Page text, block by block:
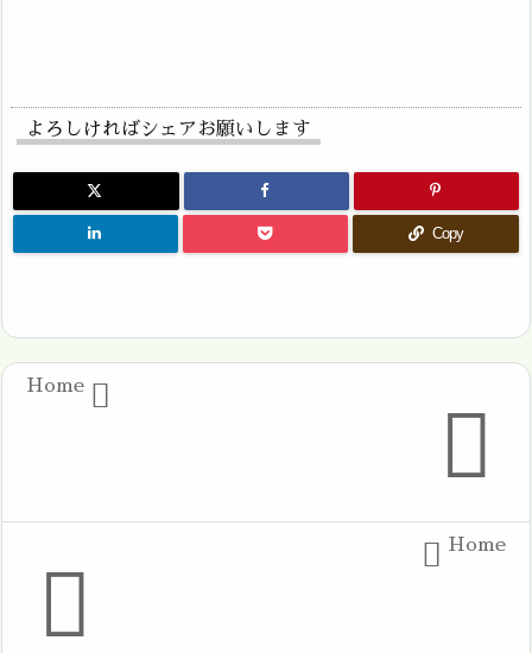
よろしければシェアお願いします
Copy

Home

Home